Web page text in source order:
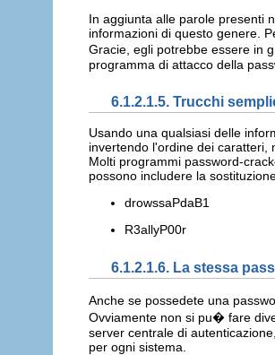
In aggiunta alle parole presenti
informazioni di questo genere.
Gracie, egli potrebbe essere in
programma di attacco della
6.1.2.1.5. Trucchi
Usando una qualsiasi delle
invertendo l'ordine dei caratteri,
Molti programmi password-
possono includere la
drowssaPdaB1
R3allyP00r
6.1.2.1.6. La stessa
Anche se possedete una
Ovviamente non si pu� fare
server centrale di
per ogni sistema.